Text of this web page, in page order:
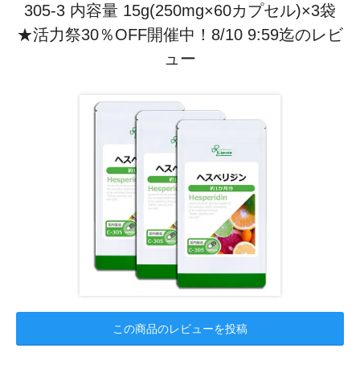
305-3 内容量 15g(250mg×60カプセル)×3袋
★活力祭30％OFF開催中！8/10 9:59迄のレビ
ュー
この商品のレビューを投稿